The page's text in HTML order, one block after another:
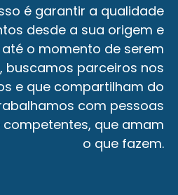
é garantir a qualidade
desde a sua origem e
o momento de serem
buscamos parceiros nos
e que compartilham do
com pessoas
que amam
o que fazem.